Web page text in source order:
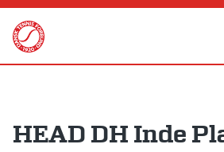
Skip
content
HEAD DH Inde